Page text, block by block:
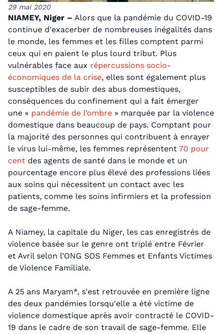
29 mai 2020
NIAMEY, Niger – Alors que la pandémie du COVID-19
continue d'exacerber de nombreuses inégalités dans
le monde, les femmes et les filles comptent parmi
ceux qui en paient le plus lourd tribut. Plus
vulnérables face aux répercussions socio-
économiques de la crise, elles sont également plus
susceptibles de subir des abus domestiques,
conséquences du confinement qui a fait émerger
une « pandémie de l’ombre » marquée par la violence
domestique dans beaucoup de pays. Comptant pour
la majorité des personnes qui contribuent à enrayer
le virus lui-même, les femmes représentent 70 pour
cent des agents de santé dans le monde et un
pourcentage encore plus élevé des professions liées
aux soins qui nécessitent un contact avec les
patients, comme les soins infirmiers et la profession
de sage-femme.
A Niamey, la capitale du Niger, les cas enregistrés de
violence basée sur le genre ont triplé entre Février
et Avril selon l’ONG SOS Femmes et Enfants Victimes
de Violence Familiale.
A 25 ans Maryam*, s'est retrouvée en première ligne
des deux pandémies lorsqu'elle a été victime de
violence domestique après avoir contracté le COVID-
19 dans le cadre de son travail de sage-femme. Elle